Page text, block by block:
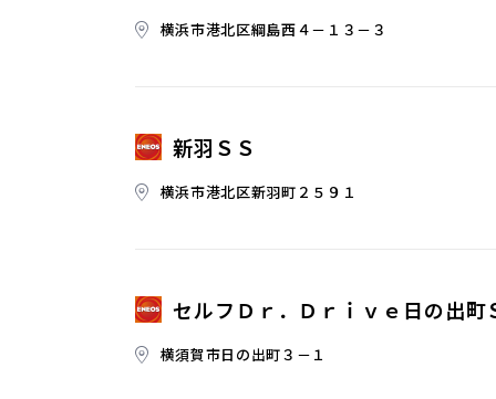
横浜市港北区綱島西４－１３－３
新羽ＳＳ
横浜市港北区新羽町２５９１
セルフＤｒ．Ｄｒｉｖｅ日の出町
横須賀市日の出町３－１